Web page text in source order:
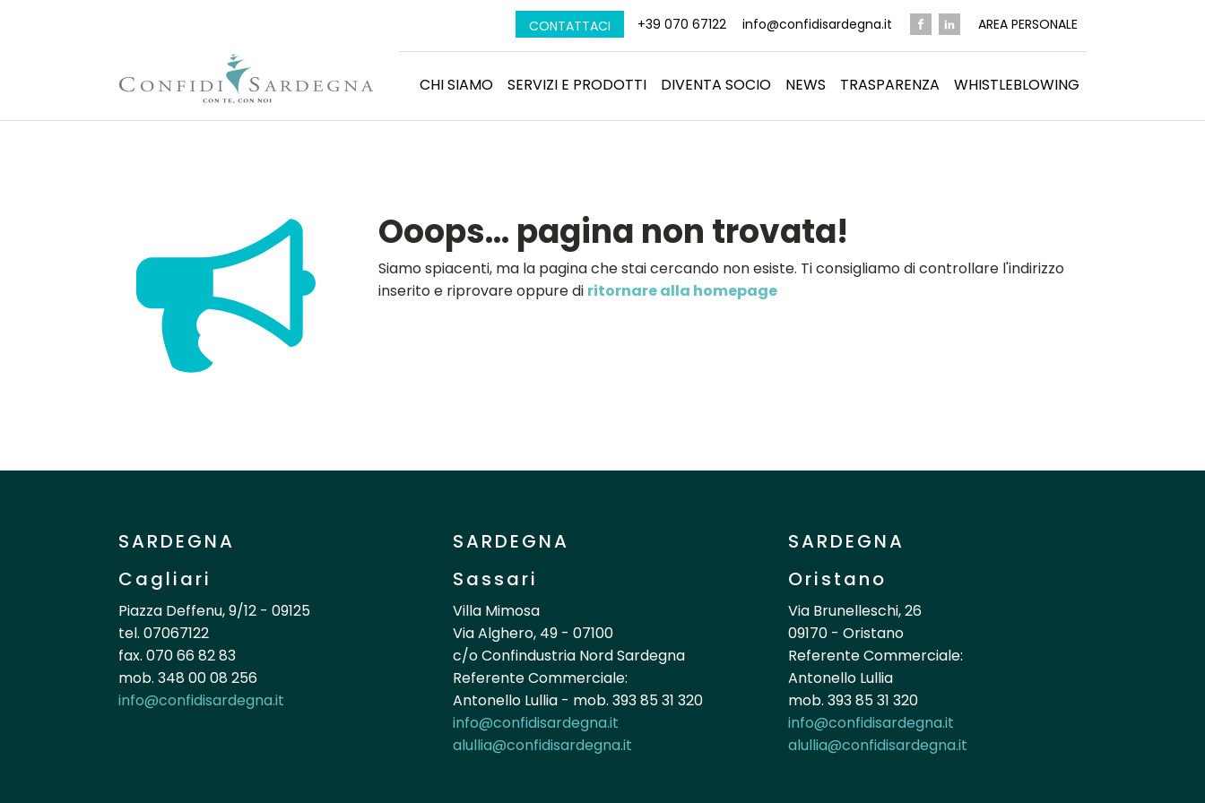
CONTATTACI +39 070 67122 info@confidisardegna.it AREA PERSONALE
CHI SIAMO SERVIZI E PRODOTTI DIVENTA SOCIO NEWS TRASPARENZA WHISTLEBLOWING
Ooops... pagina non trovata!
Siamo spiacenti, ma la pagina che stai cercando non esiste. Ti consigliamo di controllare l'indirizzo
inserito e riprovare oppure di ritornare alla homepage
SARDEGNA
Cagliari
Piazza Deffenu, 9/12 - 09125
tel. 07067122
fax. 070 66 82 83
mob. 348 00 08 256
info@confidisardegna.it
SARDEGNA
Sassari
Villa Mimosa
Via Alghero, 49 - 07100
c/o Confindustria Nord Sardegna
Referente Commerciale:
Antonello Lullia - mob. 393 85 31 320
info@confidisardegna.it
alullia@confidisardegna.it
SARDEGNA
Oristano
Via Brunelleschi, 26
09170 - Oristano
Referente Commerciale:
Antonello Lullia
mob. 393 85 31 320
info@confidisardegna.it
alullia@confidisardegna.it